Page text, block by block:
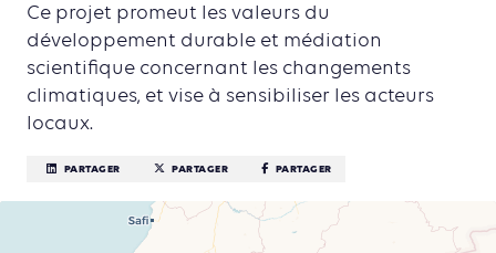
Ce projet promeut les valeurs du
développement durable et médiation
scientifique concernant les changements
climatiques, et vise à sensibiliser les acteurs
locaux.
PARTAGER PARTAGER PARTAGER